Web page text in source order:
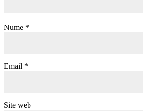
Nume *
Email *
Site web